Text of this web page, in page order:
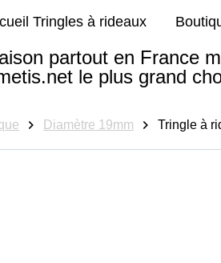
Tringles à rideaux
partout en France
le plus grand
Diamètre 19mm Tringle à